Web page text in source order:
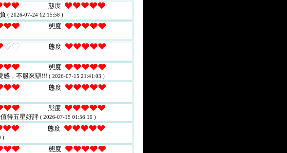
態度
( 2026-07-24 12:15:58 )
態度
態度
態度
感，不服來辯!!! ( 2026-07-15 21:41:03 )
態度
態度
得五星好評 ( 2026-07-15 01:56:19 )
態度
)
態度